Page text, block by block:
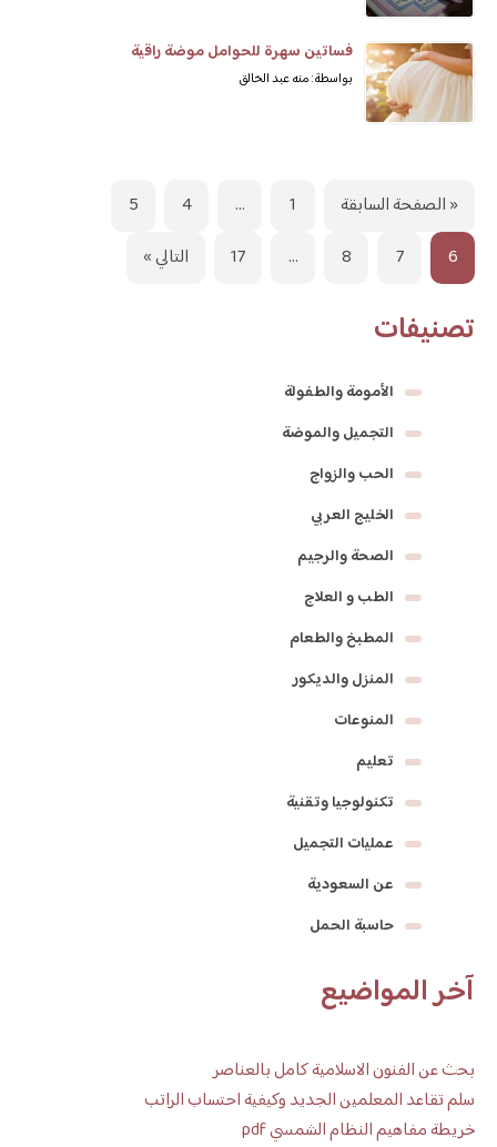
فساتين سهرة للحوامل موضة راقية
بواسطة: منه عبد الخالق
« الصفحة السابقة 1
…
4
5
6
7
8
…
17 التالي »
تصنيفات
الأمومة والطفولة
التجميل والموضة
الحب والزواج
الخليج العربي
الصحة والرجيم
الطب و العلاج
المطبخ والطعام
المنزل والديكور
المنوعات
تعليم
تكنولوجيا وتقنية
عمليات التجميل
عن السعودية
حاسبة الحمل
آخر المواضيع
بحث عن الفنون الاسلامية كامل بالعناصر
سلم تقاعد المعلمين الجديد وكيفية احتساب الراتب
خريطة مفاهيم النظام الشمسي pdf